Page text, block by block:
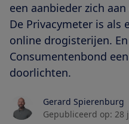
een aanbieder zich
De Privacymeter is als
online drogisterijen.
Consumentenbond
doorlichten.
Gerard Spierenburg
Gepubliceerd op: 28